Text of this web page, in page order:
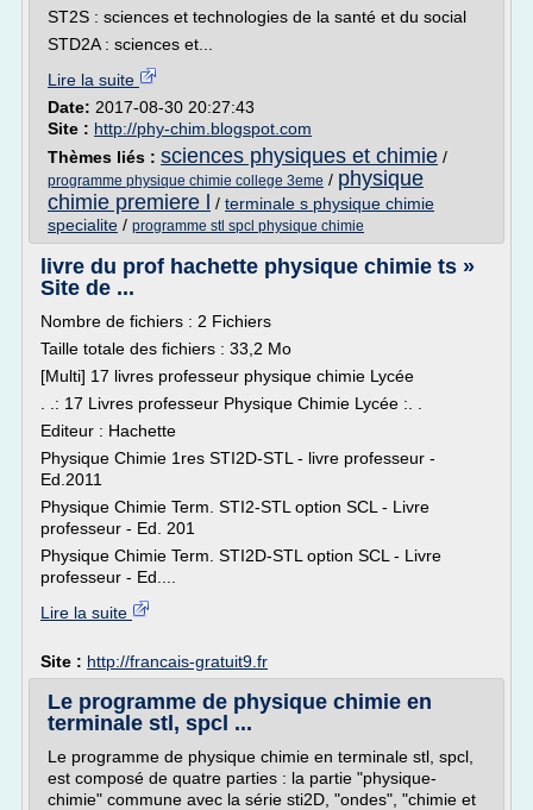
ST2S : sciences et technologies de la santé et du social
STD2A : sciences et...
Lire la suite
Date: 2017-08-30 20:27:43
Site : http://phy-chim.blogspot.com
Thèmes liés : sciences physiques et chimie /
programme physique chimie college 3eme / physique
chimie premiere l
/ terminale s physique chimie
specialite / programme stl spcl physique chimie
livre du prof hachette physique chimie ts »
Site de ...
Nombre de fichiers : 2 Fichiers
Taille totale des fichiers : 33,2 Mo
[Multi] 17 livres professeur physique chimie Lycée
. .: 17 Livres professeur Physique Chimie Lycée :. .
Editeur : Hachette
Physique Chimie 1res STI2D-STL - livre professeur -
Ed.2011
Physique Chimie Term. STI2-STL option SCL - Livre
professeur - Ed. 201
Physique Chimie Term. STI2D-STL option SCL - Livre
professeur - Ed....
Lire la suite
Site : http://francais-gratuit9.fr
Le programme de physique chimie en
terminale stl, spcl ...
Le programme de physique chimie en terminale stl, spcl,
est composé de quatre parties : la partie "physique-
chimie" commune avec la série sti2D, "ondes", "chimie et